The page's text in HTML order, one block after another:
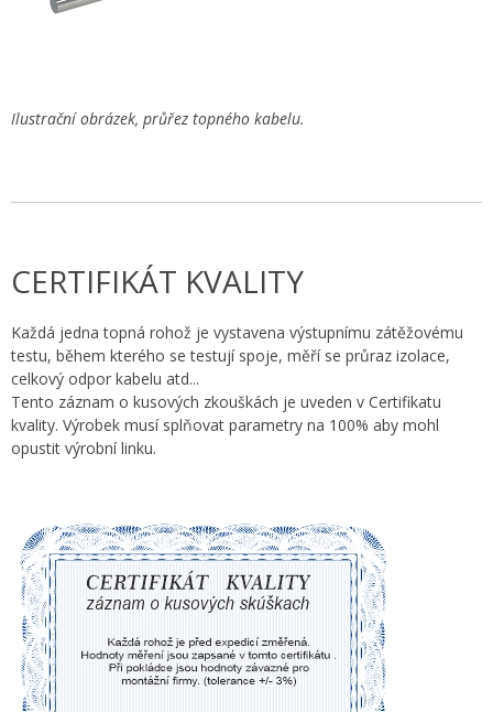
Ilustrační obrázek, průřez topného kabelu.
CERTIFIKÁT KVALITY
Každá jedna topná rohož je vystavena výstupnímu zátěžovému
testu, během kterého se testují spoje, měří se průraz izolace,
celkový odpor kabelu atd...
Tento záznam o kusových zkouškách je uveden v Certifikatu
kvality. Výrobek musí splňovat parametry na 100% aby mohl
opustit výrobní linku.